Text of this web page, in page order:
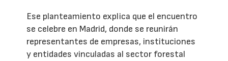
Ese planteamiento explica que el encuentro
se celebre en Madrid, donde se reunirán
representantes de empresas, instituciones
y entidades vinculadas al sector forestal